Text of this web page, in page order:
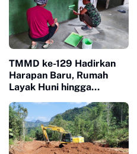
TMMD ke-129 Hadirkan
Harapan Baru, Rumah
Layak Huni hingga
Kehidupan Warga Buluh
Kasok